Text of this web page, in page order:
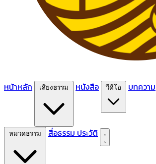
หน้าหลัก หนังสือ บทความ
สื่อธรรม ประวัติ